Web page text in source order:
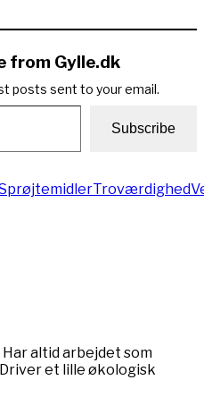
from Gylle.dk
posts sent to your email.
Subscribe
Troværdighed
altid arbejdet som
et lille økologisk